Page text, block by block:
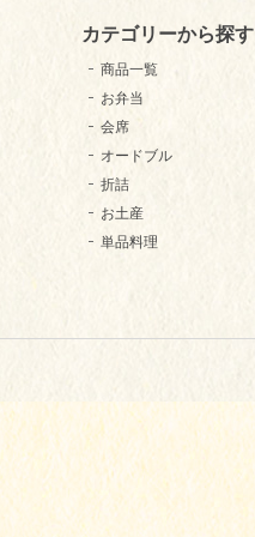
カテゴリーから探す
商品一覧
お弁当
会席
オードブル
折詰
お土産
単品料理